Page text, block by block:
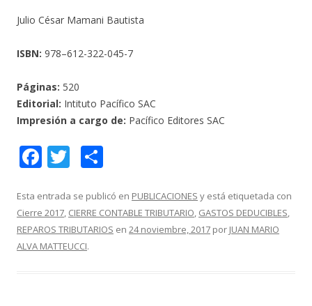
Julio César Mamani Bautista
ISBN: 978–612-322-045-7
Páginas: 520
Editorial: Intituto Pacífico SAC
Impresión a cargo de: Pacífico Editores SAC
F
e
b
o
T
itt
er
m
p
Esta entrada se publicó en PUBLICACIONES y está etiquetada con
Cierre 2017, CIERRE CONTABLE TRIBUTARIO, GASTOS DEDUCIBLES,
REPAROS TRIBUTARIOS en 24 noviembre, 2017 por JUAN MARIO
ALVA MATTEUCCI.